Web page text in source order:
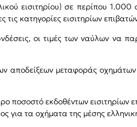
εισιτηρίου) σε περίπου
κατηγορίες εισιτηρίων
οι τιμές των ναύλων να
αποδείξεων μεταφοράς
ποσοστό εκδοθέντων εισιτηρίων
για τα οχήματα της μέσης